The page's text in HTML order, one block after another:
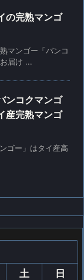
の完熟マンゴ
マンゴー「バンコ
届け ...
ンコクマンゴ
産完熟マンゴ
ゴー」はタイ産高
土
日